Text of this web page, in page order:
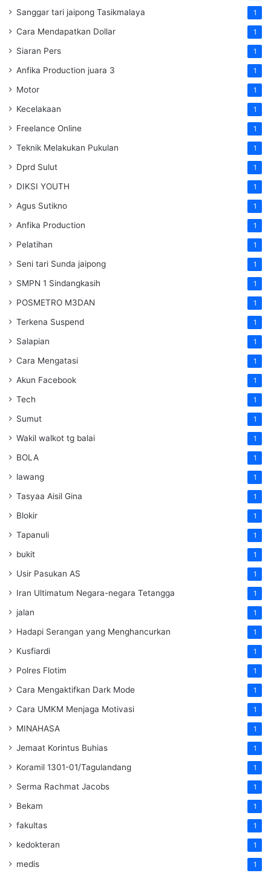
Sanggar tari jaipong Tasikmalaya 1
Cara Mendapatkan Dollar 1
Siaran Pers 1
Anfika Production juara 3 1
Motor 1
Kecelakaan 1
Freelance Online 1
Teknik Melakukan Pukulan 1
Dprd Sulut 1
DIKSI YOUTH 1
Agus Sutikno 1
Anfika Production 1
Pelatihan 1
Seni tari Sunda jaipong 1
SMPN 1 Sindangkasih 1
POSMETRO M3DAN 1
Terkena Suspend 1
Salapian 1
Cara Mengatasi 1
Akun Facebook 1
Tech 1
Sumut 1
Wakil walkot tg balai 1
BOLA 1
lawang 1
Tasyaa Aisil Gina 1
Blokir 1
Tapanuli 1
bukit 1
Usir Pasukan AS 1
Iran Ultimatum Negara-negara Tetangga 1
jalan 1
Hadapi Serangan yang Menghancurkan 1
Kusfiardi 1
Polres Flotim 1
Cara Mengaktifkan Dark Mode 1
Cara UMKM Menjaga Motivasi 1
MINAHASA 1
Jemaat Korintus Buhias 1
Koramil 1301-01/Tagulandang 1
Serma Rachmat Jacobs 1
Bekam 1
fakultas 1
kedokteran 1
medis 1